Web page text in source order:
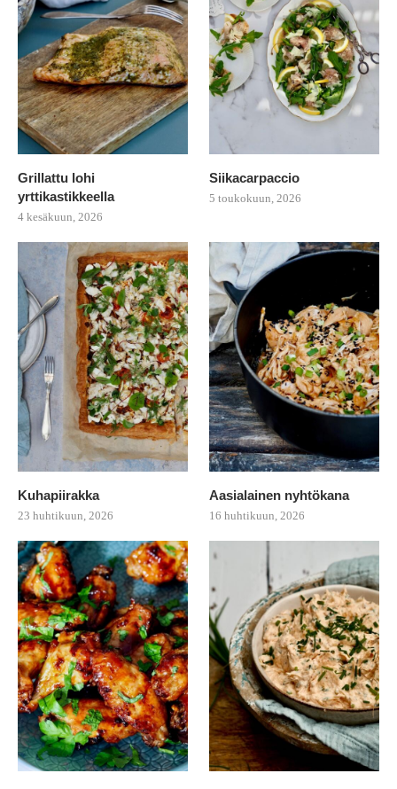
Grillattu lohi
yrttikastikkeella
4 kesäkuun, 2026
Siikacarpaccio
5 toukokuun, 2026
Kuhapiirakka
23 huhtikuun, 2026
Aasialainen nyhtökana
16 huhtikuun, 2026